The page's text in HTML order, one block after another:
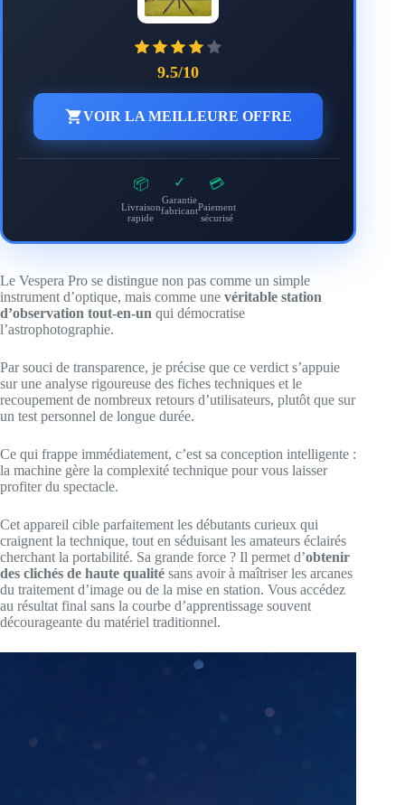
9.5/10
VOIR LA MEILLEURE OFFRE
📦
Livraison
rapide
✓
Garantie
fabricant
💳
Paiement
sécurisé
Le Vespera Pro se distingue non pas comme un simple
instrument d’optique, mais comme une véritable station
d’observation tout-en-un qui démocratise
l’astrophotographie.
Par souci de transparence, je précise que ce verdict s’appuie
sur une analyse rigoureuse des fiches techniques et le
recoupement de nombreux retours d’utilisateurs, plutôt que sur
un test personnel de longue durée.
Ce qui frappe immédiatement, c’est sa conception intelligente :
la machine gère la complexité technique pour vous laisser
profiter du spectacle.
Cet appareil cible parfaitement les débutants curieux qui
craignent la technique, tout en séduisant les amateurs éclairés
cherchant la portabilité. Sa grande force ? Il permet d’obtenir
des clichés de haute qualité sans avoir à maîtriser les arcanes
du traitement d’image ou de la mise en station. Vous accédez
au résultat final sans la courbe d’apprentissage souvent
décourageante du matériel traditionnel.